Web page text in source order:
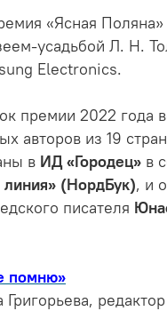
«Ясная
усадьбой Л. Н.
Electronics.
премии 2022 года
авторов из 19
в ИД «Городец» в
линия» (НордБук), и
писателя
помню»